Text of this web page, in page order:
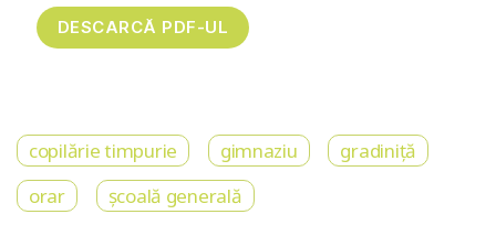
copilărie timpurie gimnaziu
gradiniță
orar
școală generală